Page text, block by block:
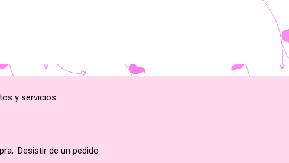
y servicios.
Desistir de un pedido